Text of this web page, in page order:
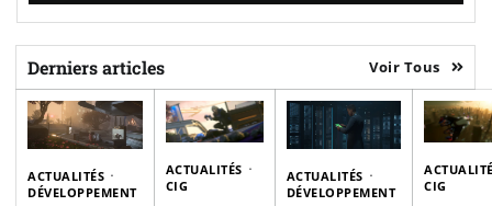
Derniers articles Voir Tous
ACTUALITÉS
DÉVELOPPEMENT
ACTUALITÉS
CIG
ACTUALITÉS
DÉVELOPPEMENT
CIG